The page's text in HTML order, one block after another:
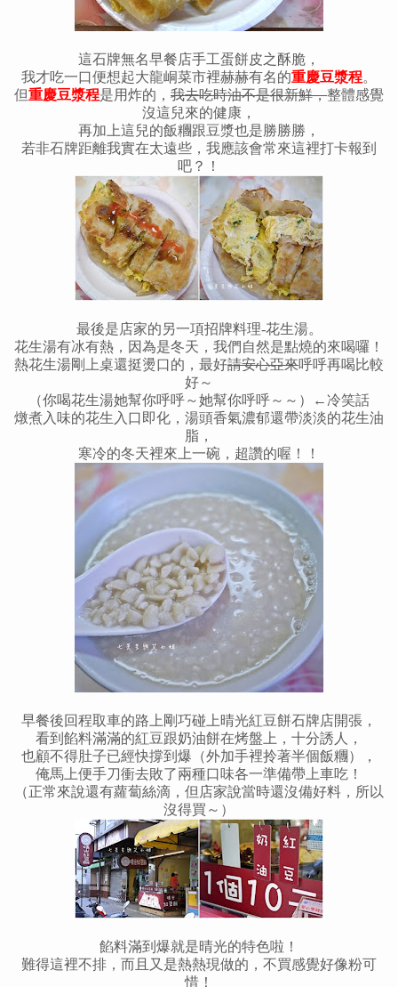
這石牌無名早餐店手工蛋餅皮之酥脆，
我才吃一口便想起大龍峒菜市裡赫赫有名的重慶豆漿程。
但重慶豆漿程是用炸的， 我去吃時油不是很新鮮，整體感覺
沒這兒來的健康，
再加上這兒的飯糰跟豆漿也是勝勝勝，
若非石牌距離我實在太遠些，我應該會常來這裡打卡報到
吧？！
最後是店家的另一項招牌料理-花生湯。
花生湯有冰有熱，因為是冬天，我們自然是點燒的來喝囉！
熱花生湯剛上桌還挺燙口的，最好請安心亞來呼呼再喝比較
好～
（你喝花生湯她幫你呼呼～她幫你呼呼～～）←冷笑話
燉煮入味的花生入口即化，湯頭香氣濃郁還帶淡淡的花生油
脂，
寒冷的冬天裡來上一碗，超讚的喔！！
早餐後回程取車的路上剛巧碰上晴光紅豆餅石牌店開張，
看到餡料滿滿的紅豆跟奶油餅在烤盤上，十分誘人，
也顧不得肚子已經快撐到爆（外加手裡拎著半個飯糰），
俺馬上便手刀衝去敗了兩種口味各一準備帶上車吃！
（正常來說還有蘿蔔絲滴，但店家說當時還沒備好料，所以
沒得買～）
餡料滿到爆就是晴光的特色啦！
難得這裡不排，而且又是熱熱現做的，不買感覺好像粉可
惜！